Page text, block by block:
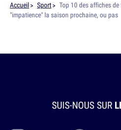
Accueil Sport
Top 10 des affiches
"impatience" la saison prochaine, ou pas
SUIS-NOUS SUR